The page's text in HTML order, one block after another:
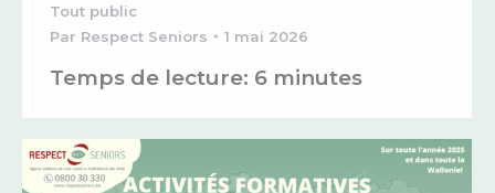
Tout public
Par Respect Seniors 1 mai 2026
Temps de lecture: 6 minutes